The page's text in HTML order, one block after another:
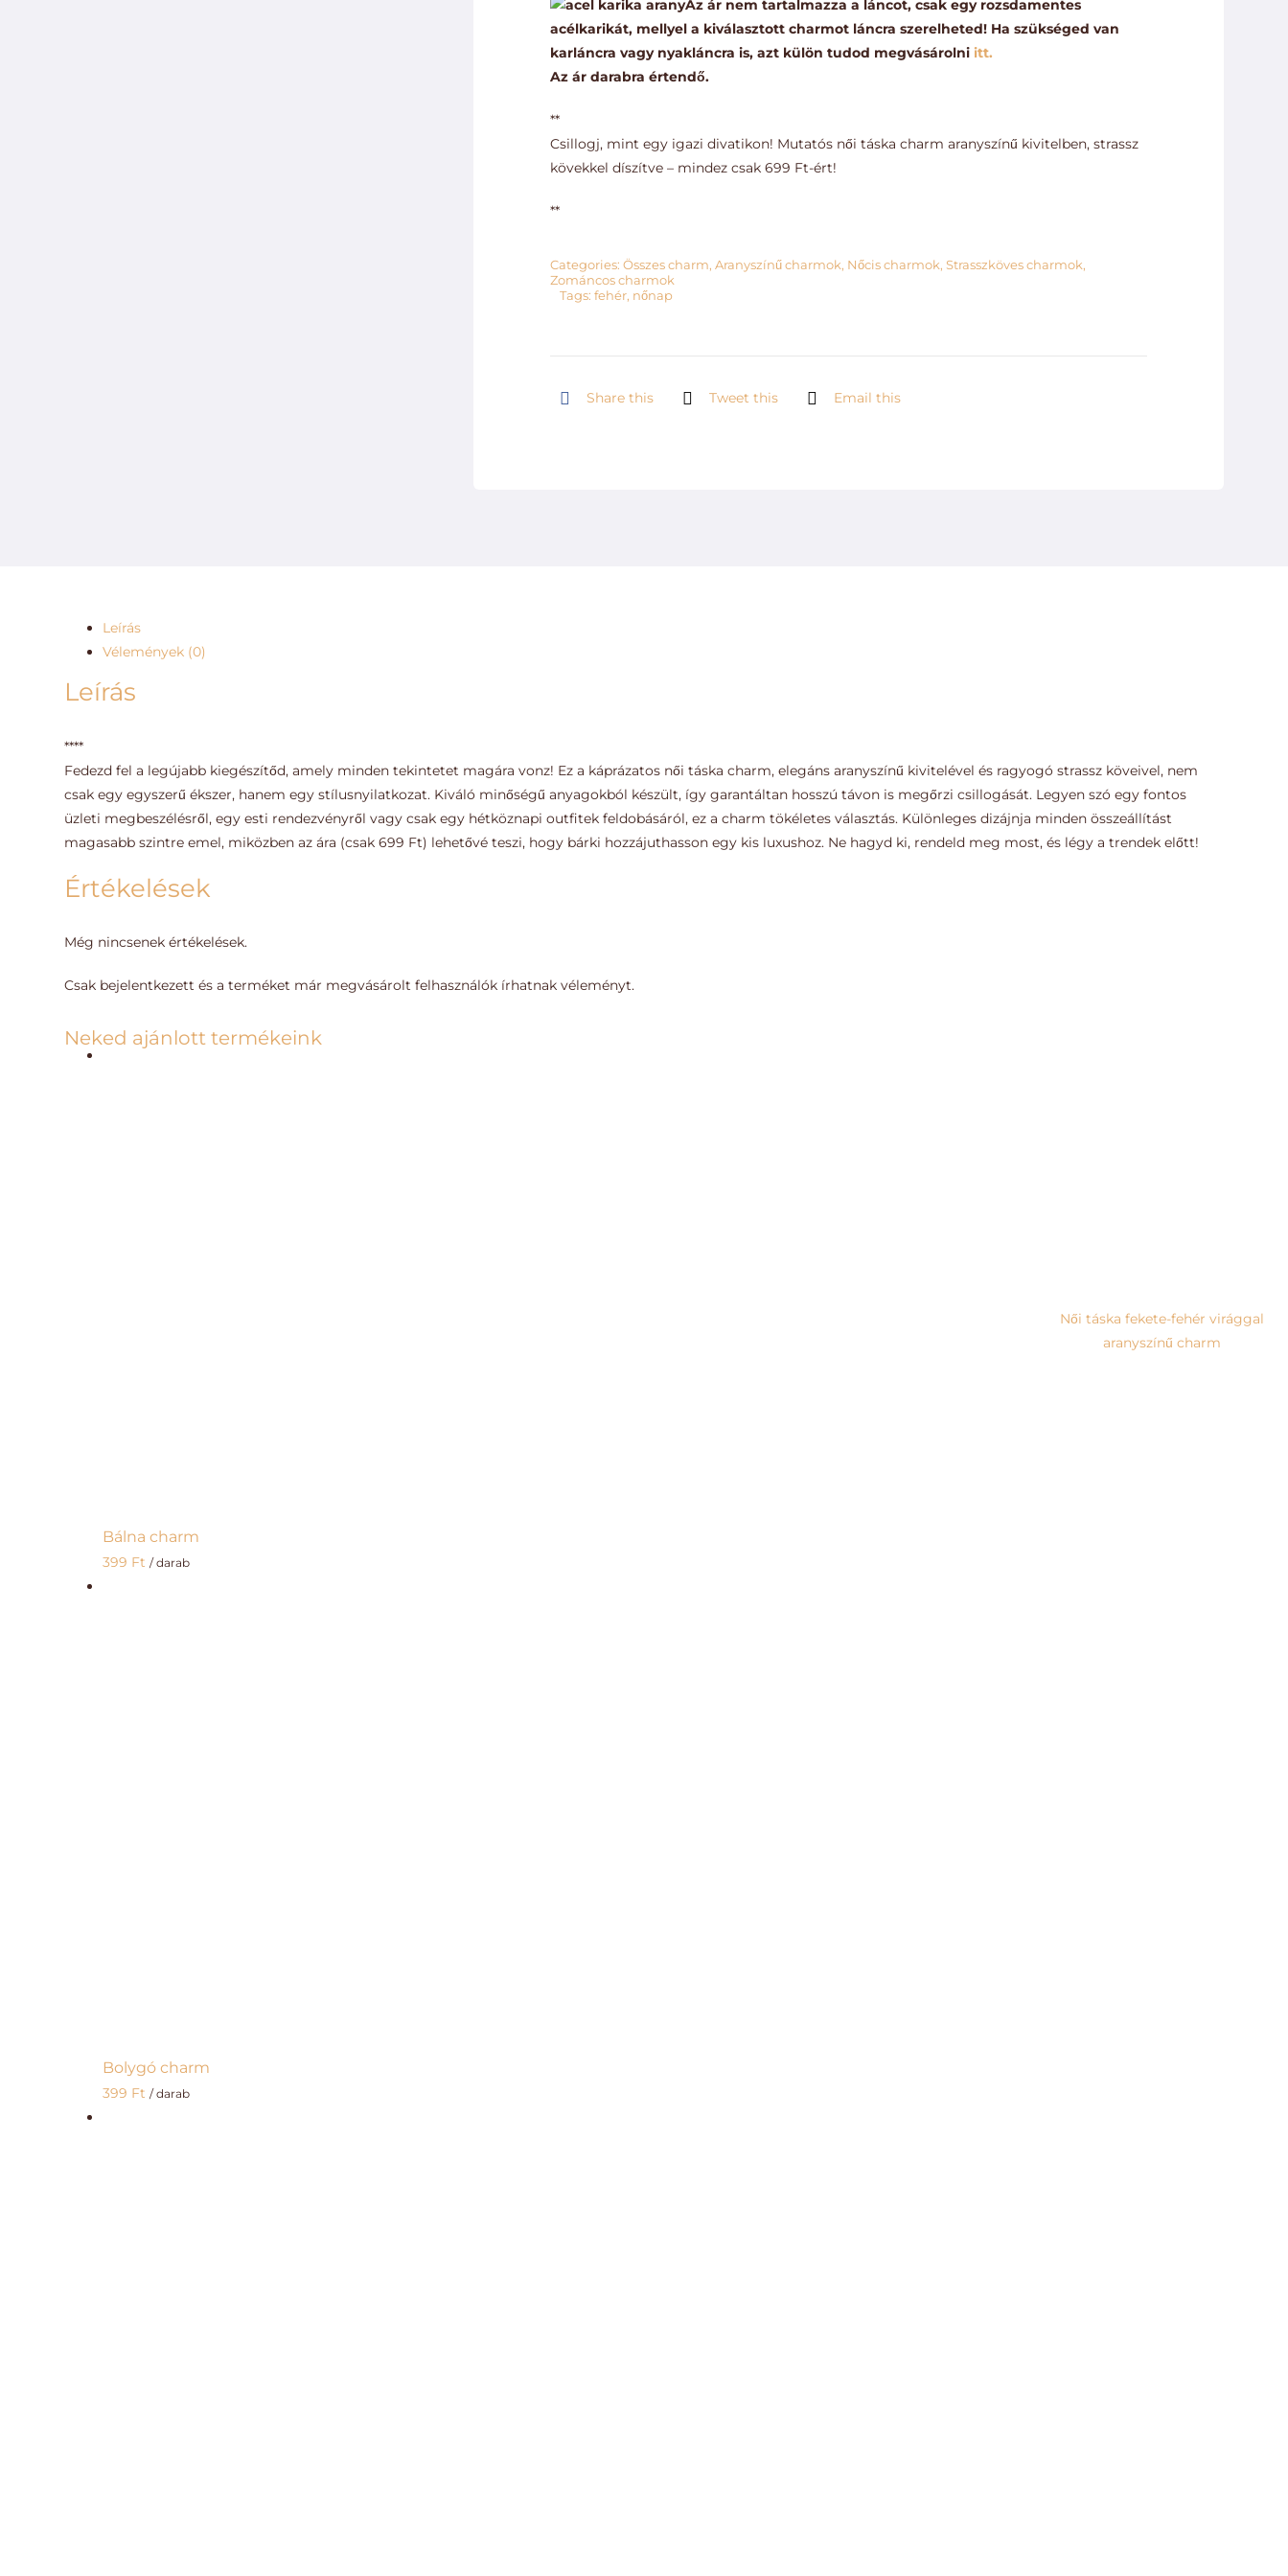
Női táska fekete-fehér virággal
aranyszínű charm
mennyiség
Az ár nem tartalmazza a láncot, csak egy rozsdamentes
acélkarikát, mellyel a kiválasztott charmot láncra szerelheted! Ha szükséged van
karláncra vagy nyakláncra is, azt külön tudod megvásárolni itt.
Az ár darabra értendő.
**
Csillogj, mint egy igazi divatikon! Mutatós női táska charm aranyszínű kivitelben, strassz
kövekkel díszítve – mindez csak 699 Ft-ért!
**
Categories: Összes charm, Aranyszínű charmok, Nőcis charmok, Strasszköves charmok,
Zománcos charmok
Tags: fehér, nőnap
Share this Tweet this Email this
Leírás
Vélemények (0)
Leírás
****
Fedezd fel a legújabb kiegészítőd, amely minden tekintetet magára vonz! Ez a káprázatos női táska charm, elegáns aranyszínű kivitelével és ragyogó strassz köveivel, nem
csak egy egyszerű ékszer, hanem egy stílusnyilatkozat. Kiváló minőségű anyagokból készült, így garantáltan hosszú távon is megőrzi csillogását. Legyen szó egy fontos
üzleti megbeszélésről, egy esti rendezvényről vagy csak egy hétköznapi outfitek feldobásáról, ez a charm tökéletes választás. Különleges dizájnja minden összeállítást
magasabb szintre emel, miközben az ára (csak 699 Ft) lehetővé teszi, hogy bárki hozzájuthasson egy kis luxushoz. Ne hagyd ki, rendeld meg most, és légy a trendek előtt!
Értékelések
Még nincsenek értékelések.
Csak bejelentkezett és a terméket már megvásárolt felhasználók írhatnak véleményt.
Neked ajánlott termékeink
Bálna charm
399 Ft / darab
Bolygó charm
399 Ft / darab